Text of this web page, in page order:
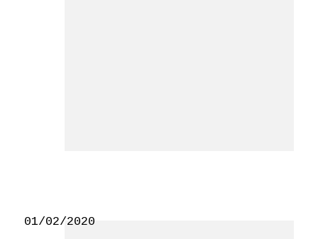
01/02/2020